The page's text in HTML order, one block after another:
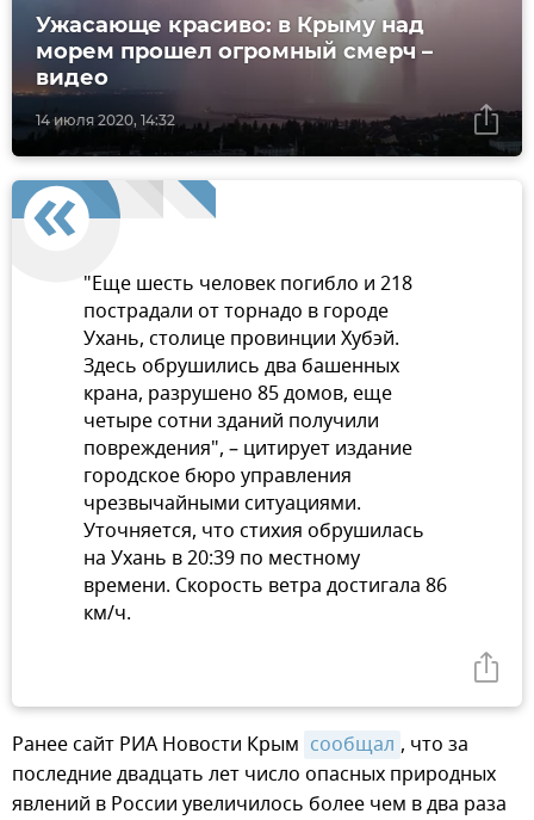
14 июля 2020, 14:32
Ужасающе красиво: в Крыму над
морем прошел огромный смерч –
видео
"Еще шесть человек погибло и 218
пострадали от торнадо в городе
Ухань, столице провинции Хубэй.
Здесь обрушились два башенных
крана, разрушено 85 домов, еще
четыре сотни зданий получили
повреждения", – цитирует издание
городское бюро управления
чрезвычайными ситуациями.
Уточняется, что стихия обрушилась
на Ухань в 20:39 по местному
времени. Скорость ветра достигала 86
км/ч.
Ранее сайт РИА Новости Крым сообщал , что за
последние двадцать лет число опасных природных
явлений в России увеличилось более чем в два раза